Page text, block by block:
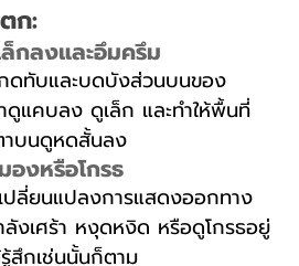
ก:
กลงและอึมครึม
ดทับและบดบังส่วนบนของ
ดูแคบลง ดูเล็ก และทำให้พื้นที่
าบนดูหดสั้นลง
องหรือโกรธ
ปลี่ยนแปลงการแสดงออกทาง
ลังเศร้า หงุดหงิด หรือดูโกรธอยู่
สึกเช่นนั้นก็ตาม